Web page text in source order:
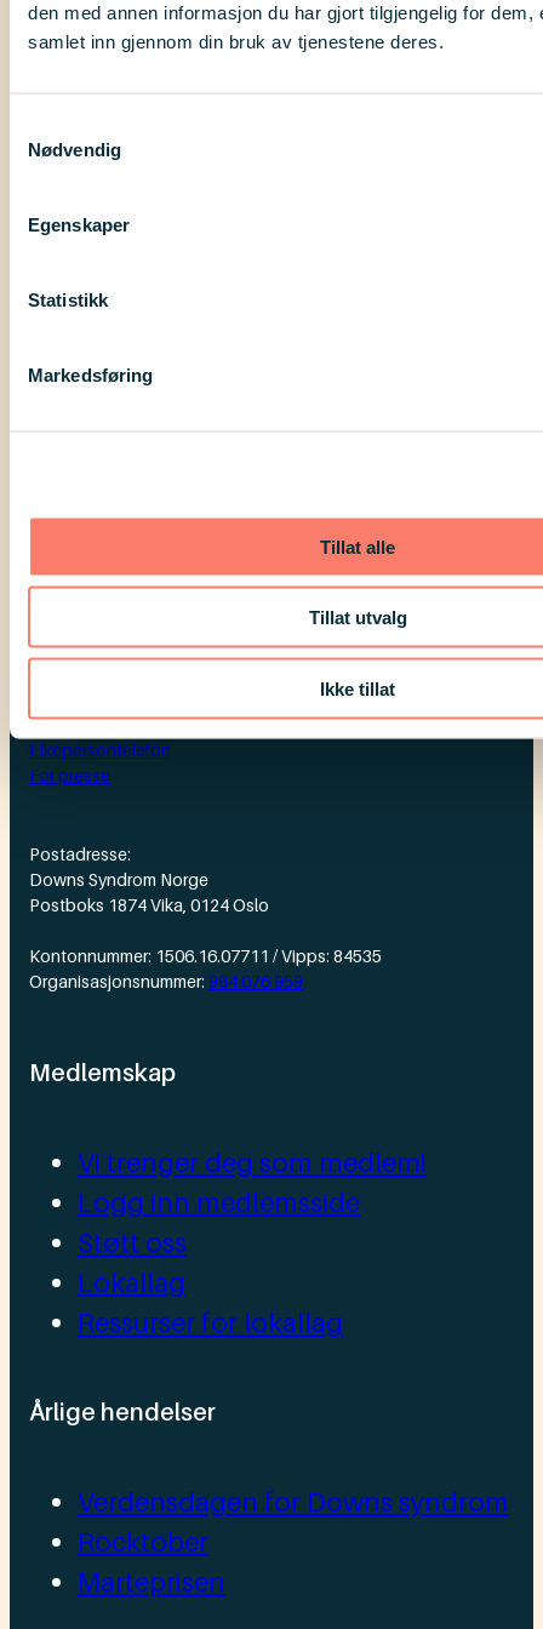
den med annen informasjon du har gjort tilgjengelig for dem,
samlet inn gjennom din bruk av tjenestene deres.
Nødvendig
Egenskaper
Statistikk
Markedsføring
Tillat alle
Tillat utvalg
Ikke tillat
Beste hilsen,
Spørsmål
Kontakt oss
Likepersontelefon
For presse
Postadresse:
Downs Syndrom Norge
Postboks 1874 Vika, 0124 Oslo
Kontonnummer: 1506.16.07711 / Vipps: 84535
Organisasjonsnummer: 984 076 959
Medlemskap
Vi trenger deg som medlem!
Logg inn medlemsside
Støtt oss
Lokallag
Ressurser for lokallag
Årlige hendelser
Verdensdagen for Downs syndrom
Rocktober
Marteprisen